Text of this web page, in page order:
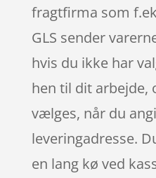
fragtfirma som
GLS sender
hvis du ikke har
hen til dit arbejde,
vælges, når du
leveringadresse.
en lang kø ved